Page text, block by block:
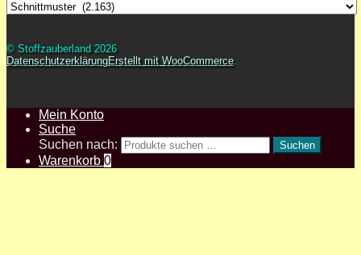
© Stoffzauberland 2026
DatenschutzerklärungErstellt mit WooCommerce.
Mein Konto
Suche
Suchen nach:
Suchen
Warenkorb 0